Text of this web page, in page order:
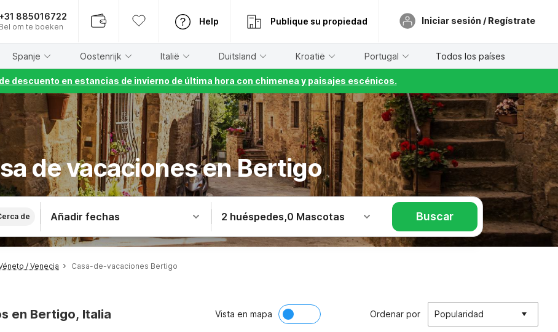
+31 885016722
Bel om te boeken
Help Publique su propiedad Iniciar sesión / Regístrate
Spanje Oostenrijk Italië Duitsland Kroatië Portugal Todos los países
descuento en estancias de invierno de última hora con chimenea y paisajes escénicos.
de vacaciones en Bertigo
de Añadir fechas 2 huéspedes,0 Mascotas Buscar
/ Venecia Casa-de-vacaciones Bertigo
en Bertigo, Italia Vista en mapa Ordenar por Popularidad